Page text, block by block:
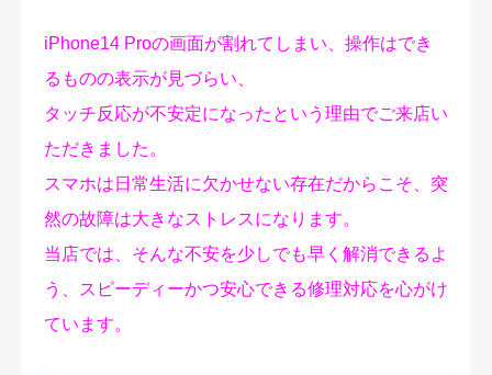
iPhone14 Proの画面が割れてしまい、操作はでき
るものの表示が見づらい、
タッチ反応が不安定になったという理由でご来店い
ただきました。
スマホは日常生活に欠かせない存在だからこそ、突
然の故障は大きなストレスになります。
当店では、そんな不安を少しでも早く解消できるよ
う、スピーディーかつ安心できる修理対応を心がけ
ています。
プライバシーポリシー